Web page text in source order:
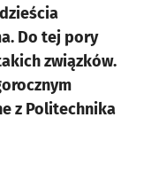
Do tej pory
związków.
z Politechnika